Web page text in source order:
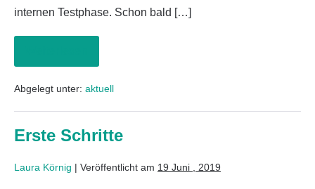
internen Testphase. Schon bald […]
Abgelegt unter: aktuell
Erste Schritte
Laura Körnig | Veröffentlicht am 19 Juni , 2019